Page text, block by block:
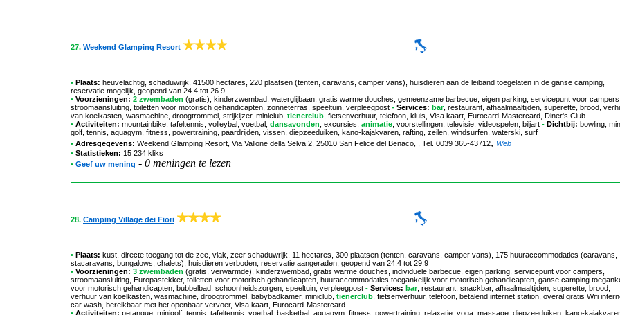
27. Weekend Glamping Resort
• Plaats: heuvelachtig, schaduwrijk, 41500 hectares, 220 plaatsen (tenten, caravans, camper vans), huisdieren aan de leiband toegelaten in de ganse camping,
reservatie mogelijk, geopend van 24.4 tot 26.9
• Voorzieningen: 2 zwembaden (gratis), kinderzwembad, waterglijbaan, gratis warme douches, gemeenzame barbecue, eigen parking, servicepunt voor campers,
stroomaansluiting, toiletten voor motorisch gehandicapten, zonneterras, speeltuin, verpleegpost - Services: bar, restaurant, afhaalmaaltijden, superette, brood,
van koelkasten, wasmachine, droogtrommel, strijkijzer, miniclub, tienerclub , fietsenverhuur, telefoon, kluis, Visa kaart, Eurocard-Mastercard, Diner's Club
• Activiteiten: mountainbike, tafeltennis, volleybal, voetbal, dansavonden , excursies, animatie , voorstellingen, televisie, videospelen, biljart - Dichtbij: bowling,
golf, tennis, aquagym, fitness, powertraining, paardrijden, vissen, diepzeeduiken, kano-kajakvaren, rafting, zeilen, windsurfen, waterski, surf
• Adresgegevens: Weekend Glamping Resort , Via Vallone della Selva 2, 25010 San Felice del Benaco, , Tel. 0039 365-43712, Web
• Statistieken: 15 234 kliks
• Geef uw mening - 0 meningen te lezen
28. Camping Village dei Fiori
• Plaats: kust, directe toegang tot de zee, vlak, zeer schaduwrijk, 11 hectares, 300 plaatsen (tenten, caravans, camper vans), 175 huuraccommodaties (caravans,
stacaravans, bungalows, chalets), huisdieren verboden, reservatie aangeraden, geopend van 24.4 tot 29.9
• Voorzieningen: 3 zwembaden (gratis, verwarmde), kinderzwembad, gratis warme douches, individuele barbecue, eigen parking, servicepunt voor campers,
stroomaansluiting, Europastekker, toiletten voor motorisch gehandicapten, huuraccommodaties toegankelijk voor motorisch gehandicapten, ganse camping
voor motorisch gehandicapten, bubbelbad, schoonheidszorgen, speeltuin, verpleegpost - Services: bar, restaurant, snackbar, afhaalmaaltijden, superette, brood,
verhuur van koelkasten, wasmachine, droogtrommel, babybadkamer, miniclub, tienerclub , fietsenverhuur, telefoon, betalend internet station, overal gratis Wifi
car wash, bereikbaar met het openbaar vervoer, Visa kaart, Eurocard-Mastercard
• Activiteiten: petanque, minigolf, tennis, tafeltennis, voetbal, basketbal, aquagym, fitness, powertraining, relaxatie, yoga, massage, diepzeeduiken, kano-